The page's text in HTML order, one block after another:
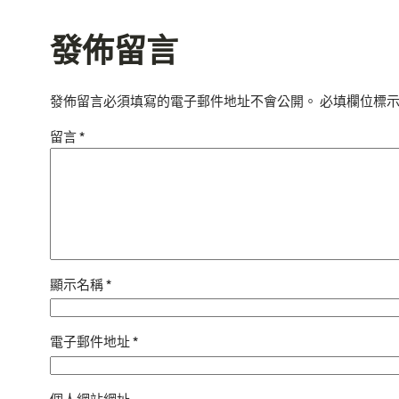
發佈留言
發佈留言必須填寫的電子郵件地址不會公開。 必填欄位標
留言*
顯示名稱*
電子郵件地址*